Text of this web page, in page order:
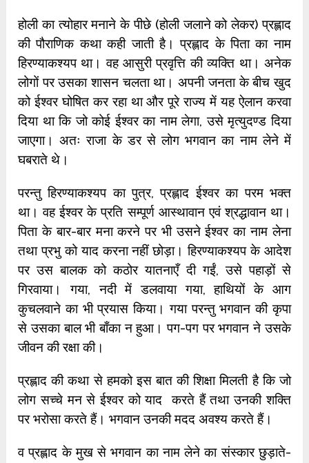
होली का त्योहार मनाने के पीछे (होली जलाने को लेकर) प्रह्लाद
की पौराणिक कथा कही जाती है। प्रह्लाद के पिता का नाम
हिरण्याकश्यप था। वह आसुरी प्रवृत्ति की व्यक्ति था। अनेक
लोगों पर उसका शासन चलता था। अपनी जनता के बीच खुद
को ईश्वर घोषित कर रहा था और पूरे राज्य में यह ऐलान करवा
दिया था कि जो कोई ईश्वर का नाम लेगा, उसे मृत्युदण्ड दिया
जाएगा। अतः राजा के डर से लोग भगवान का नाम लेने में
घबराते थे।
परन्तु हिरण्याकश्यप का पुत्र, प्रह्लाद ईश्वर का परम भक्त
था। वह ईश्वर के प्रति सम्पूर्ण आस्थावान एवं श्रद्धावान था।
पिता के बार-बार मना करने पर भी उसने ईश्वर का नाम लेना
तथा प्रभु को याद करना नहीं छोड़ा। हिरण्याकश्यप के आदेश
पर उस बालक को कठोर यातनाएँ दी गईं, उसे पहाड़ों से
गिरवाया। गया, नदी में डलवाया गया, हाथियों के आग
कुचलवाने का भी प्रयास किया। गया परन्तु भगवान की कृपा
से उसका बाल भी बाँका न हुआ। पग-पग पर भगवान ने उसके
जीवन की रक्षा की।
प्रह्लाद की कथा से हमको इस बात की शिक्षा मिलती है कि जो
लोग सच्चे मन से ईश्वर को याद करते हैं तथा उनकी शक्ति
पर भरोसा करते हैं। भगवान उनकी मदद अवश्य करते हैं।
व प्रह्लाद के मुख से भगवान का नाम लेने का संस्कार छुड़ाते-